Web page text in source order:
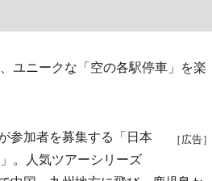
ユニークな「空の各駅停車」を楽
［広告］
参加者を募集する「日本
。人気ツアーシリーズ